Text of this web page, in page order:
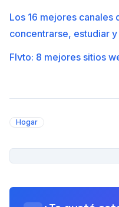
Los 16 mejores canales
concentrarse, estudiar
Flvto: 8 mejores sitios
Hogar